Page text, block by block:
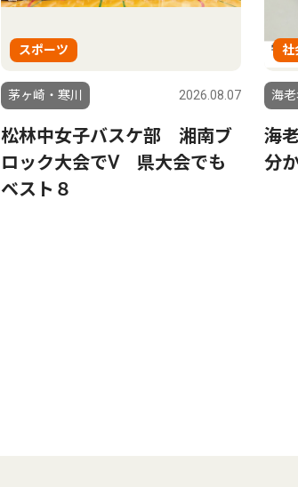
スポーツ
茅ヶ崎・寒川 2026.08.07
松林中女子バスケ部 湘南ブ
ロック大会でⅤ 県大会でも
ベスト８
社
海
海
分